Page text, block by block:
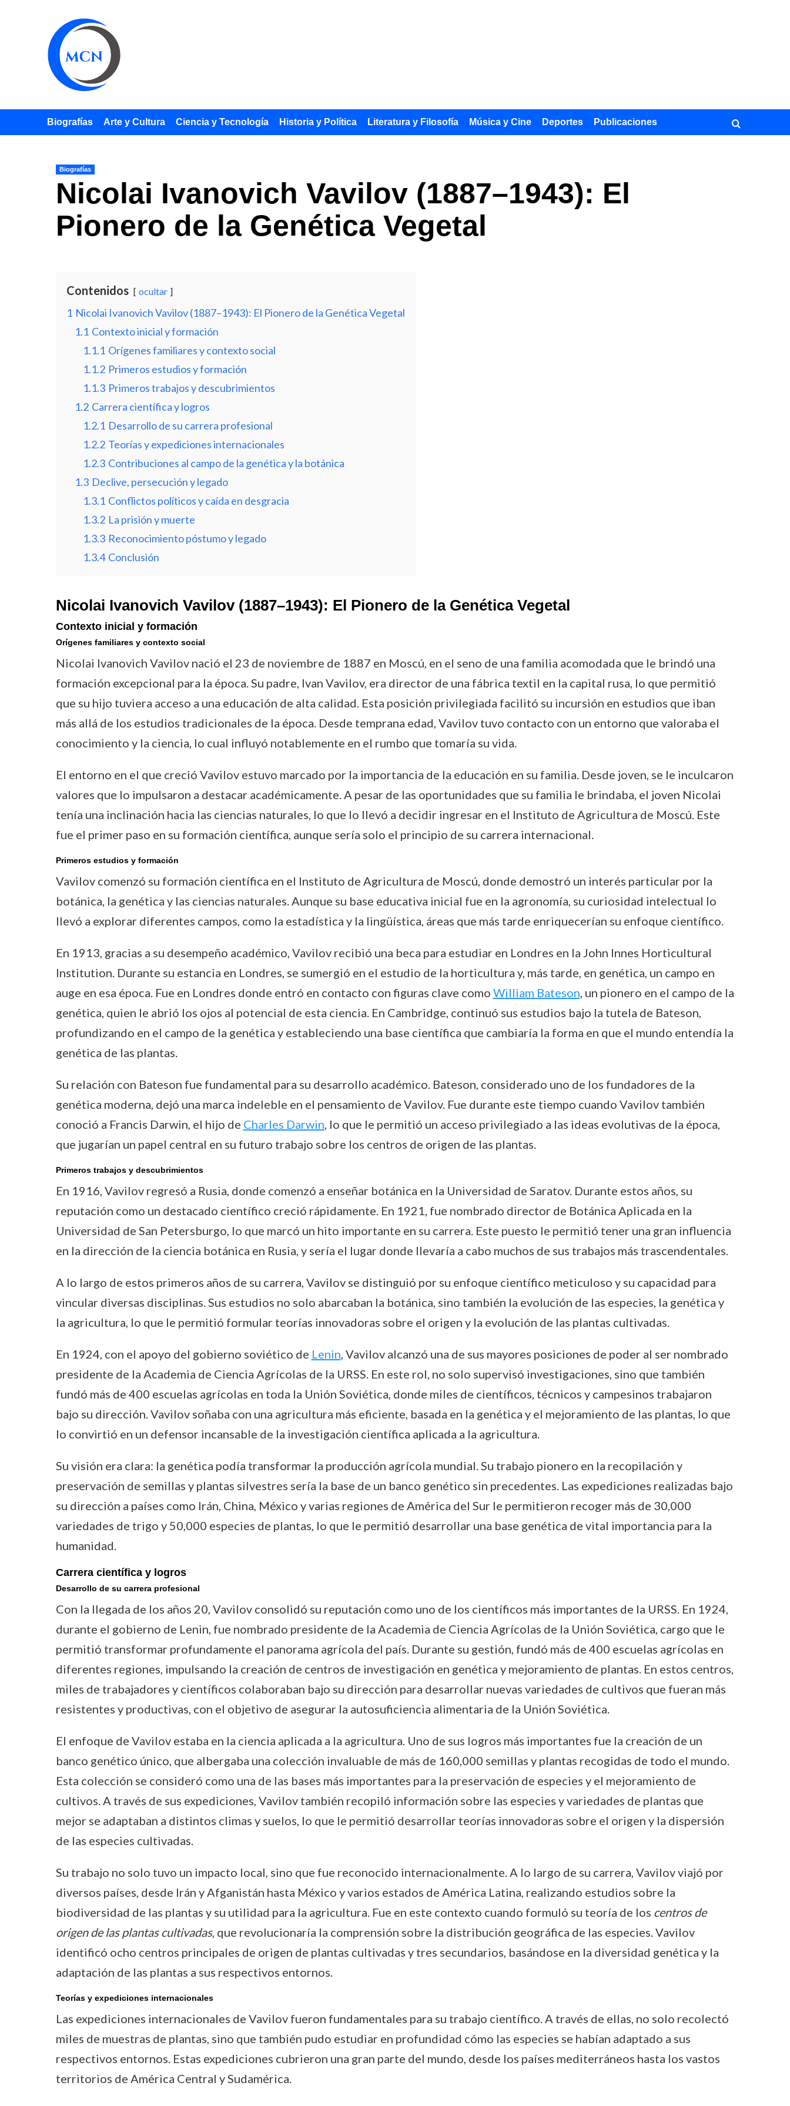
Biografías Arte y Cultura Ciencia y Tecnología Historia y Política Literatura y Filosofía Música y Cine Deportes Publicaciones
Biografías
Nicolai Ivanovich Vavilov (1887–1943): El
Pionero de la Genética Vegetal
Contenidos ocultar
1 Nicolai Ivanovich Vavilov (1887–1943): El Pionero de la Genética Vegetal
1.1 Contexto inicial y formación
1.1.1 Orígenes familiares y contexto social
1.1.2 Primeros estudios y formación
1.1.3 Primeros trabajos y descubrimientos
1.2 Carrera científica y logros
1.2.1 Desarrollo de su carrera profesional
1.2.2 Teorías y expediciones internacionales
1.2.3 Contribuciones al campo de la genética y la botánica
1.3 Declive, persecución y legado
1.3.1 Conflictos políticos y caída en desgracia
1.3.2 La prisión y muerte
1.3.3 Reconocimiento póstumo y legado
1.3.4 Conclusión
Nicolai Ivanovich Vavilov (1887–1943): El Pionero de la Genética Vegetal
Contexto inicial y formación
Orígenes familiares y contexto social
Nicolai Ivanovich Vavilov nació el 23 de noviembre de 1887 en Moscú, en el seno de una familia acomodada que le brindó una
formación excepcional para la época. Su padre, Ivan Vavilov, era director de una fábrica textil en la capital rusa, lo que permitió
que su hijo tuviera acceso a una educación de alta calidad. Esta posición privilegiada facilitó su incursión en estudios que iban
más allá de los estudios tradicionales de la época. Desde temprana edad, Vavilov tuvo contacto con un entorno que valoraba el
conocimiento y la ciencia, lo cual influyó notablemente en el rumbo que tomaría su vida.
El entorno en el que creció Vavilov estuvo marcado por la importancia de la educación en su familia. Desde joven, se le inculcaron
valores que lo impulsaron a destacar académicamente. A pesar de las oportunidades que su familia le brindaba, el joven Nicolai
tenía una inclinación hacia las ciencias naturales, lo que lo llevó a decidir ingresar en el Instituto de Agricultura de Moscú. Este
fue el primer paso en su formación científica, aunque sería solo el principio de su carrera internacional.
Primeros estudios y formación
Vavilov comenzó su formación científica en el Instituto de Agricultura de Moscú, donde demostró un interés particular por la
botánica, la genética y las ciencias naturales. Aunque su base educativa inicial fue en la agronomía, su curiosidad intelectual lo
llevó a explorar diferentes campos, como la estadística y la lingüística, áreas que más tarde enriquecerían su enfoque científico.
En 1913, gracias a su desempeño académico, Vavilov recibió una beca para estudiar en Londres en la John Innes Horticultural
Institution. Durante su estancia en Londres, se sumergió en el estudio de la horticultura y, más tarde, en genética, un campo en
auge en esa época. Fue en Londres donde entró en contacto con figuras clave como William Bateson, un pionero en el campo de la
genética, quien le abrió los ojos al potencial de esta ciencia. En Cambridge, continuó sus estudios bajo la tutela de Bateson,
profundizando en el campo de la genética y estableciendo una base científica que cambiaría la forma en que el mundo entendía la
genética de las plantas.
Su relación con Bateson fue fundamental para su desarrollo académico. Bateson, considerado uno de los fundadores de la
genética moderna, dejó una marca indeleble en el pensamiento de Vavilov. Fue durante este tiempo cuando Vavilov también
conoció a Francis Darwin, el hijo de Charles Darwin, lo que le permitió un acceso privilegiado a las ideas evolutivas de la época,
que jugarían un papel central en su futuro trabajo sobre los centros de origen de las plantas.
Primeros trabajos y descubrimientos
En 1916, Vavilov regresó a Rusia, donde comenzó a enseñar botánica en la Universidad de Saratov. Durante estos años, su
reputación como un destacado científico creció rápidamente. En 1921, fue nombrado director de Botánica Aplicada en la
Universidad de San Petersburgo, lo que marcó un hito importante en su carrera. Este puesto le permitió tener una gran influencia
en la dirección de la ciencia botánica en Rusia, y sería el lugar donde llevaría a cabo muchos de sus trabajos más trascendentales.
A lo largo de estos primeros años de su carrera, Vavilov se distinguió por su enfoque científico meticuloso y su capacidad para
vincular diversas disciplinas. Sus estudios no solo abarcaban la botánica, sino también la evolución de las especies, la genética y
la agricultura, lo que le permitió formular teorías innovadoras sobre el origen y la evolución de las plantas cultivadas.
En 1924, con el apoyo del gobierno soviético de Lenin, Vavilov alcanzó una de sus mayores posiciones de poder al ser nombrado
presidente de la Academia de Ciencia Agrícolas de la URSS. En este rol, no solo supervisó investigaciones, sino que también
fundó más de 400 escuelas agrícolas en toda la Unión Soviética, donde miles de científicos, técnicos y campesinos trabajaron
bajo su dirección. Vavilov soñaba con una agricultura más eficiente, basada en la genética y el mejoramiento de las plantas, lo que
lo convirtió en un defensor incansable de la investigación científica aplicada a la agricultura.
Su visión era clara: la genética podía transformar la producción agrícola mundial. Su trabajo pionero en la recopilación y
preservación de semillas y plantas silvestres sería la base de un banco genético sin precedentes. Las expediciones realizadas bajo
su dirección a países como Irán, China, México y varias regiones de América del Sur le permitieron recoger más de 30,000
variedades de trigo y 50,000 especies de plantas, lo que le permitió desarrollar una base genética de vital importancia para la
humanidad.
Carrera científica y logros
Desarrollo de su carrera profesional
Con la llegada de los años 20, Vavilov consolidó su reputación como uno de los científicos más importantes de la URSS. En 1924,
durante el gobierno de Lenin, fue nombrado presidente de la Academia de Ciencia Agrícolas de la Unión Soviética, cargo que le
permitió transformar profundamente el panorama agrícola del país. Durante su gestión, fundó más de 400 escuelas agrícolas en
diferentes regiones, impulsando la creación de centros de investigación en genética y mejoramiento de plantas. En estos centros,
miles de trabajadores y científicos colaboraban bajo su dirección para desarrollar nuevas variedades de cultivos que fueran más
resistentes y productivas, con el objetivo de asegurar la autosuficiencia alimentaria de la Unión Soviética.
El enfoque de Vavilov estaba en la ciencia aplicada a la agricultura. Uno de sus logros más importantes fue la creación de un
banco genético único, que albergaba una colección invaluable de más de 160,000 semillas y plantas recogidas de todo el mundo.
Esta colección se consideró como una de las bases más importantes para la preservación de especies y el mejoramiento de
cultivos. A través de sus expediciones, Vavilov también recopiló información sobre las especies y variedades de plantas que
mejor se adaptaban a distintos climas y suelos, lo que le permitió desarrollar teorías innovadoras sobre el origen y la dispersión
de las especies cultivadas.
Su trabajo no solo tuvo un impacto local, sino que fue reconocido internacionalmente. A lo largo de su carrera, Vavilov viajó por
diversos países, desde Irán y Afganistán hasta México y varios estados de América Latina, realizando estudios sobre la
biodiversidad de las plantas y su utilidad para la agricultura. Fue en este contexto cuando formuló su teoría de los centros de
origen de las plantas cultivadas, que revolucionaría la comprensión sobre la distribución geográfica de las especies. Vavilov
identificó ocho centros principales de origen de plantas cultivadas y tres secundarios, basándose en la diversidad genética y la
adaptación de las plantas a sus respectivos entornos.
Teorías y expediciones internacionales
Las expediciones internacionales de Vavilov fueron fundamentales para su trabajo científico. A través de ellas, no solo recolectó
miles de muestras de plantas, sino que también pudo estudiar en profundidad cómo las especies se habían adaptado a sus
respectivos entornos. Estas expediciones cubrieron una gran parte del mundo, desde los países mediterráneos hasta los vastos
territorios de América Central y Sudamérica.